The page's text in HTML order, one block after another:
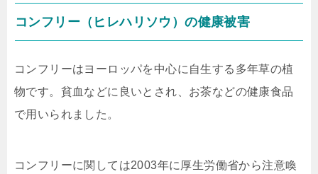
コンフリー（ヒレハリソウ）の健康被害
コンフリーはヨーロッパを中心に自生する多年草の植
物です。貧血などに良いとされ、お茶などの健康食品
で用いられました。
コンフリーに関しては2003年に厚生労働省から注意喚